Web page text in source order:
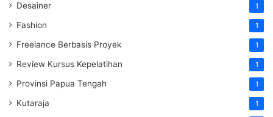
Desainer 1
Fashion 1
Freelance Berbasis Proyek 1
Review Kursus Kepelatihan 1
Provinsi Papua Tengah 1
Kutaraja 1